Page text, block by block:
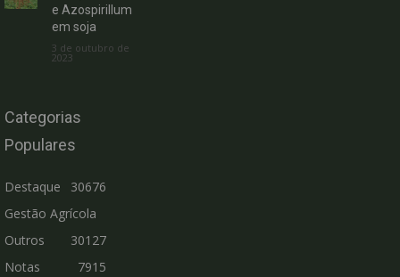
e Azospirillum
em soja
3 de outubro de
2023
Categorias
Populares
Destaque
30676
Gestão Agrícola
30127
Outros
7915
Notas